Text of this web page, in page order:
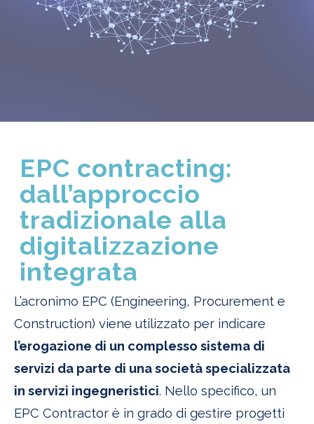
EPC contracting:
dall’approccio
tradizionale alla
digitalizzazione
integrata
L’acronimo EPC (Engineering, Procurement e
Construction) viene utilizzato per indicare
l’erogazione di un complesso sistema di
servizi da parte di una società specializzata
in servizi ingegneristici. Nello specifico, un
EPC Contractor è in grado di gestire progetti